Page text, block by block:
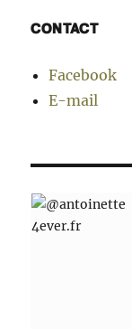
CONTACT
Facebook
E-mail